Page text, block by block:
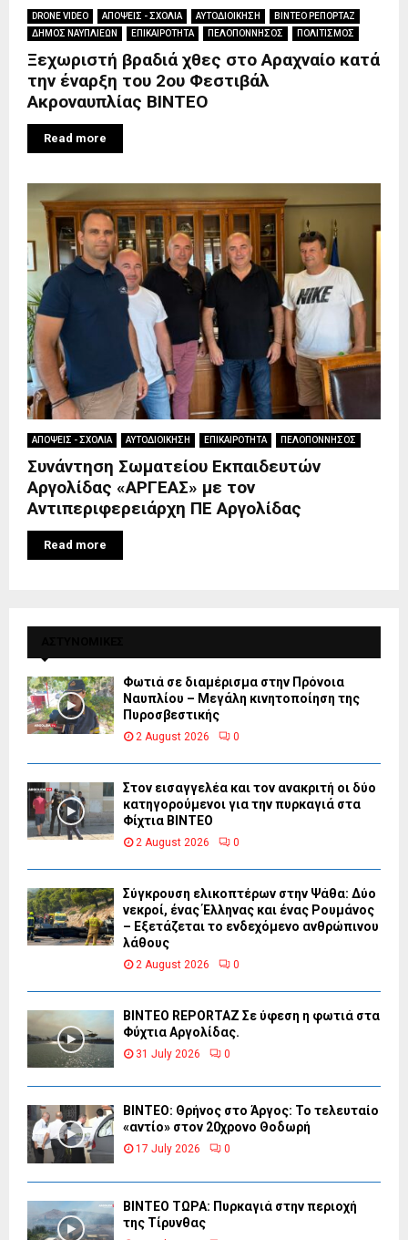
DRONE VIDEO ΑΠΟΨΕΙΣ - ΣΧΟΛΙΑ ΑΥΤΟΔΙΟΙΚΗΣΗ
ΒΙΝΤΕΟ ΡΕΠΟΡΤΑΖ
ΔΗΜΟΣ ΝΑΥΠΛΙΕΩΝ
ΕΠΙΚΑΙΡΟΤΗΤΑ ΠΕΛΟΠΟΝΝΗΣΟΣ ΠΟΛΙΤΙΣΜΟΣ
Ξεχωριστή βραδιά χθες στο Αραχναίο κατά
την έναρξη του 2ου Φεστιβάλ
Ακροναυπλίας ΒΙΝΤΕΟ
Read more
ΑΠΟΨΕΙΣ - ΣΧΟΛΙΑ ΑΥΤΟΔΙΟΙΚΗΣΗ ΕΠΙΚΑΙΡΟΤΗΤΑ ΠΕΛΟΠΟΝΝΗΣΟΣ
Συνάντηση Σωματείου Εκπαιδευτών
Αργολίδας «ΑΡΓΕΑΣ» με τον
Αντιπεριφερειάρχη ΠΕ Αργολίδας
Read more
Φωτιά σε διαμέρισμα στην Πρόνοια
Ναυπλίου – Μεγάλη κινητοποίηση της
Πυροσβεστικής
2 August 2026 0
Στον εισαγγελέα και τον ανακριτή οι δύο
κατηγορούμενοι για την πυρκαγιά στα
Φίχτια ΒΙΝΤΕΟ
2 August 2026 0
Σύγκρουση ελικοπτέρων στην Ψάθα: Δύο
νεκροί, ένας Έλληνας και ένας Ρουμάνος
– Εξετάζεται το ενδεχόμενο ανθρώπινου
λάθους
2 August 2026 0
BINTEO REPORTAZ Σε ύφεση η φωτιά στα
Φύχτια Αργολίδας.
31 July 2026 0
ΒΙΝΤΕΟ: Θρήνος στο Άργος: Το τελευταίο
«αντίο» στον 20χρονο Θοδωρή
17 July 2026 0
ΒΙΝΤΕΟ ΤΩΡΑ: Πυρκαγιά στην περιοχή
της Τίρυνθας